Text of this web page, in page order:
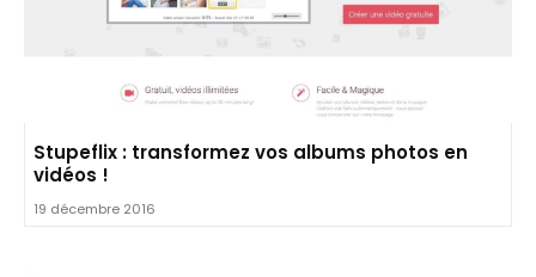
Stupeflix : transformez vos albums photos en
vidéos !
19 décembre 2016